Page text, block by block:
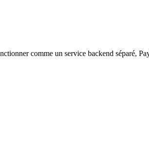
comme un service backend séparé,